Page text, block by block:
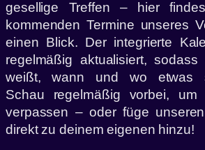
gesellige Treffen – hier
kommenden Termine unseres
einen Blick. Der integrierte
regelmäßig aktualisiert,
weißt, wann und wo etwas
Schau regelmäßig vorbei, um
verpassen – oder füge
direkt zu deinem eigenen hinzu!